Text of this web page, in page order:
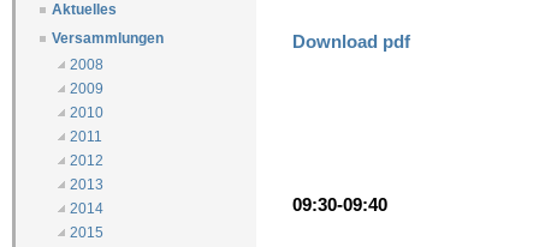
Aktuelles
Versammlungen
2008
2009
2010
2011
2012
2013
2014
2015
Download pdf
09:30-09:40